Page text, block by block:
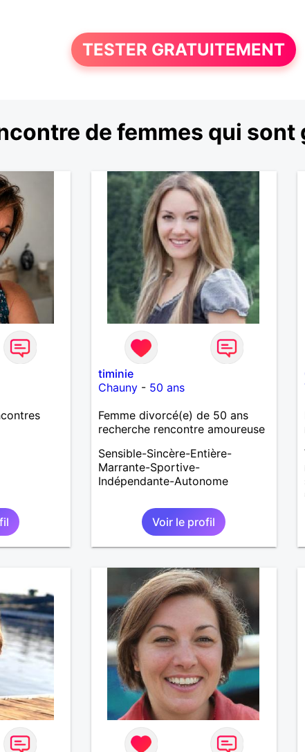
TESTER GRATUITEMENT
de femmes qui sont
timinie
Chauny- 50 ans
Femme divorcé(e) de 50 ans
recherche rencontre amoureuse
Sensible-Sincère-Entière-
Marrante-Sportive-
Indépendante-Autonome
Voir le profil